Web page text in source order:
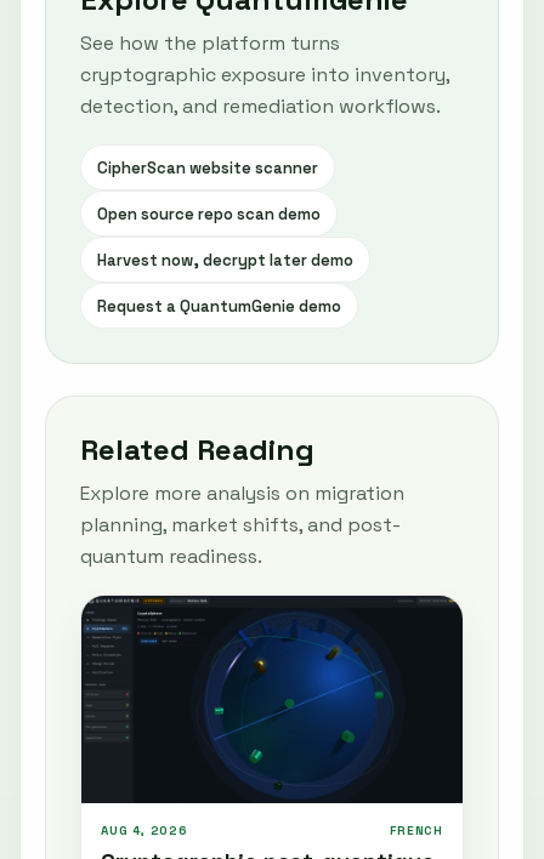
See how the platform turns
cryptographic exposure into inventory,
detection, and remediation workflows.
CipherScan website scanner
Open source repo scan demo
Harvest now, decrypt later demo
Request a QuantumGenie demo
Related Reading
Explore more analysis on migration
planning, market shifts, and post-
quantum readiness.
AUG 4, 2026 FRENCH